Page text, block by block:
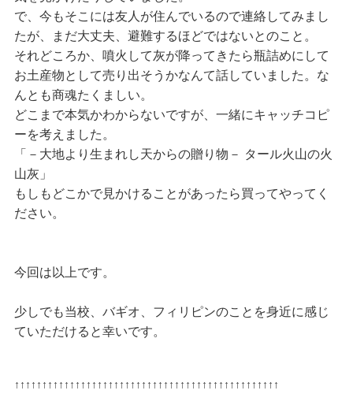
で、今もそこには友人が住んでいるので連絡してみまし
たが、まだ大丈夫、避難するほどではないとのこと。
それどころか、噴火して灰が降ってきたら瓶詰めにして
お土産物として売り出そうかなんて話していました。な
んとも商魂たくましい。
どこまで本気かわからないですが、一緒にキャッチコピ
ーを考えました。
「－大地より生まれし天からの贈り物－ タール火山の火
山灰」
もしもどこかで見かけることがあったら買ってやってく
ださい。
今回は以上です。
少しでも当校、バギオ、フィリピンのことを身近に感じ
ていただけると幸いです。
↑↑↑↑↑↑↑↑↑↑↑↑↑↑↑↑↑↑↑↑↑↑↑↑↑↑↑↑↑↑↑↑↑↑↑↑↑↑↑↑↑↑↑↑↑↑↑↑